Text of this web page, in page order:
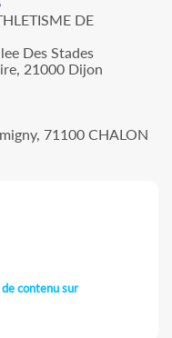
DE
Des Stades
21000 Dijon
71100 CHALON
contenu sur